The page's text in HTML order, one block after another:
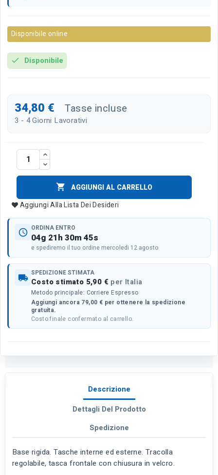
Disponibile online
check Disponibile
34,80 € Tasse incluse
3 - 4 Giorni Lavorativi

AGGIUNGI AL CARRELLO
Aggiungi Alla Lista Dei Desideri
schedule ORDINA ENTRO
04g 21h 30m 45s
e spediremo il tuo ordine mercoledi 12 agosto
local_shipping SPEDIZIONE STIMATA
Costo stimato 5,90 € per Italia
Metodo principale: Corriere Espresso
Aggiungi ancora 79,00 € per ottenere la spedizione
gratuita.
Costo finale confermato al carrello.
Descrizione
Dettagli Del Prodotto
Spedizione
Base rigida. Tasche interne ed esterne. Tracolla
regolabile, tasca frontale con chiusura in velcro.